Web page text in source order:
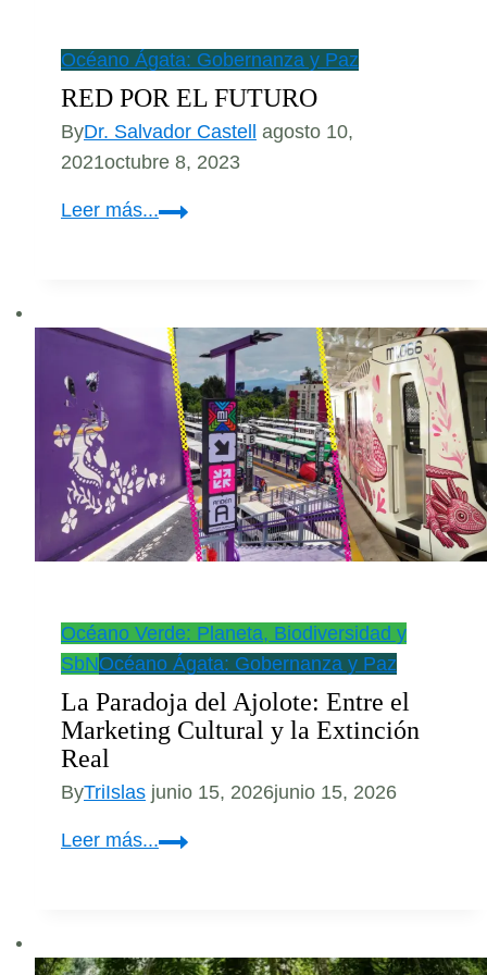
Océano Ágata: Gobernanza y Paz
RED POR EL FUTURO
ByDr. Salvador Castell
agosto 10,
2021octubre 8, 2023
Leer más...RED
Océano Verde: Planeta, Biodiversidad y
SbNOcéano Ágata: Gobernanza y Paz
La Paradoja del Ajolote: Entre el
Marketing Cultural y la Extinción
Real
ByTriIslas junio 15, 2026junio 15, 2026
Leer más...La
Entre